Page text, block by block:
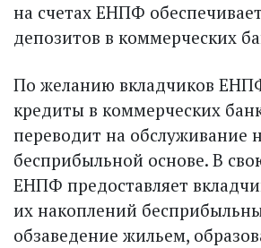
на счетах ЕНПФ
депозитов в коммерческих
По желанию вкладчиков
кредиты в коммерческих
переводит на обслуживание
бесприбыльной основе. В
ЕНПФ предоставляет
их накоплений
обзаведение жильем,